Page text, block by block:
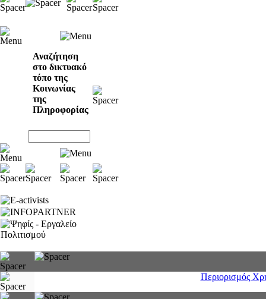
Αναζήτηση
στο δικτυακό
τόπο της
Κοινωνίας
της
Πληροφορίας
Περιορισμός